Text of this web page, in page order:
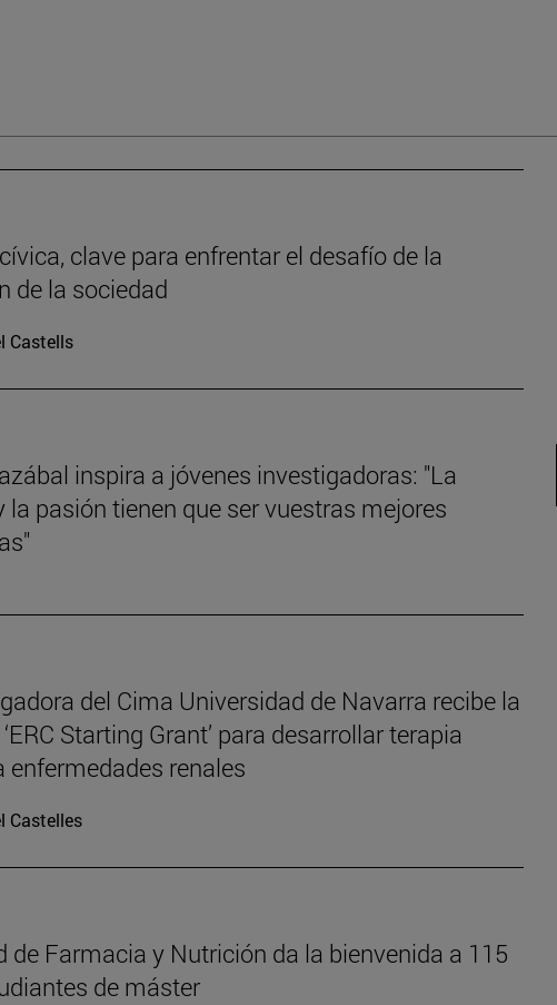
clave para enfrentar el desafío de la
de la sociedad
Castells
inspira a jóvenes investigadoras: "La
la pasión tienen que ser vuestras mejores
del Cima Universidad de Navarra recibe la
Starting Grant’ para desarrollar terapia
enfermedades renales
Castelles
de Farmacia y Nutrición da la bienvenida a 115
de máster